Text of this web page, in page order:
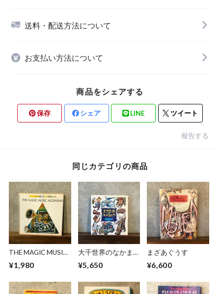
送料・配送方法について
お支払い方法について
商品をシェアする
保存 シェア LINE ツイート
報告する
同じカテゴリの商品
THE MAGIC MUSIC
¥1,980
大千世界のなかまた
¥5,650
まざあぐうす
¥6,600